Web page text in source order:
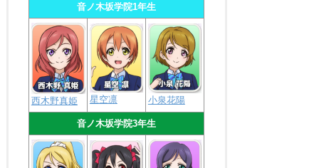
音ノ木坂学院1年生
西木野真姫 星空凛 小泉花陽
音ノ木坂学院3年生